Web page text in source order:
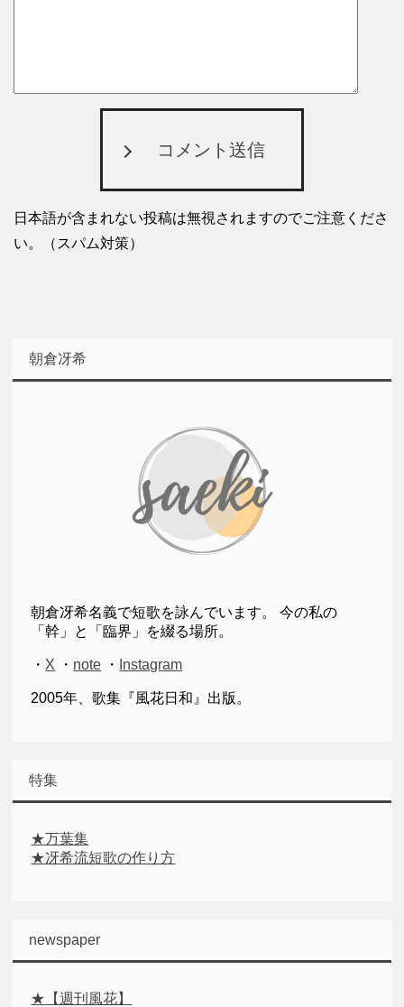
コメント送信
日本語が含まれない投稿は無視されますのでご注意くださ
い。（スパム対策）
朝倉冴希
朝倉冴希名義で短歌を詠んでいます。 今の私の
「幹」と「臨界」を綴る場所。
・ X ・ note ・ Instagram
2005年、歌集『風花日和』出版。
特集
★万葉集
★冴希流短歌の作り方
newspaper
★【週刊風花】